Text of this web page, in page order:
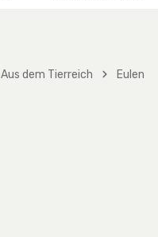
Aus dem Tierreich Eulen